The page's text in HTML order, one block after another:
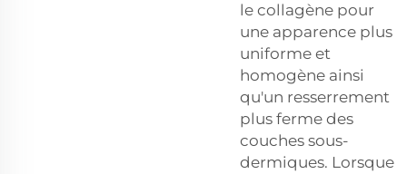
le collagène pour
une apparence plus
uniforme et
homogène ainsi
qu'un resserrement
plus ferme des
couches sous-
dermiques. Lorsque